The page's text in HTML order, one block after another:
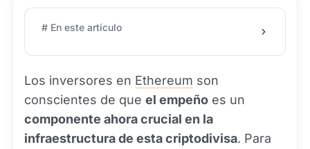
# En este artículo
Los inversores en Ethereum son
conscientes de que el empeño es un
componente ahora crucial en la
infraestructura de esta criptodivisa. Para